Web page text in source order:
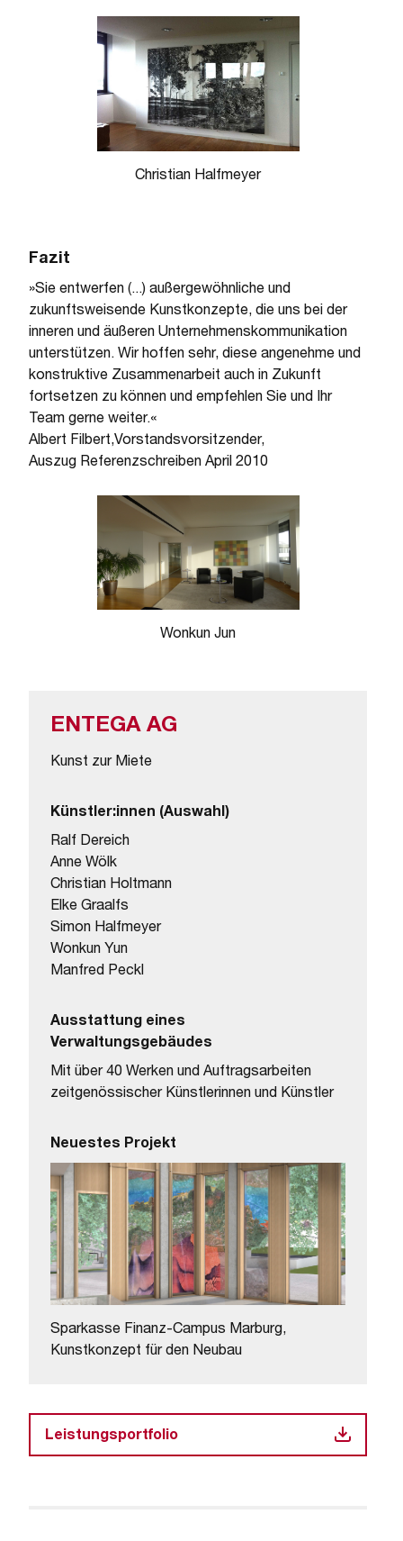
Christian Halfmeyer
Fazit
»Sie entwerfen (...) außergewöhnliche und
zukunftsweisende Kunstkonzepte, die uns bei der
inneren und äußeren Unternehmenskommunikation
unterstützen. Wir hoffen sehr, diese angenehme und
konstruktive Zusammenarbeit auch in Zukunft
fortsetzen zu können und empfehlen Sie und Ihr
Team gerne weiter.«
Albert Filbert,Vorstandsvorsitzender,
Auszug Referenzschreiben April 2010
Wonkun Jun
ENTEGA AG
Kunst zur Miete
Künstler:innen (Auswahl)
Ralf Dereich
Anne Wölk
Christian Holtmann
Elke Graalfs
Simon Halfmeyer
Wonkun Yun
Manfred Peckl
Ausstattung eines
Verwaltungsgebäudes
Mit über 40 Werken und Auftragsarbeiten
zeitgenössischer Künstlerinnen und Künstler
Neuestes Projekt
Sparkasse Finanz-Campus Marburg,
Kunstkonzept für den Neubau
Leistungsportfolio